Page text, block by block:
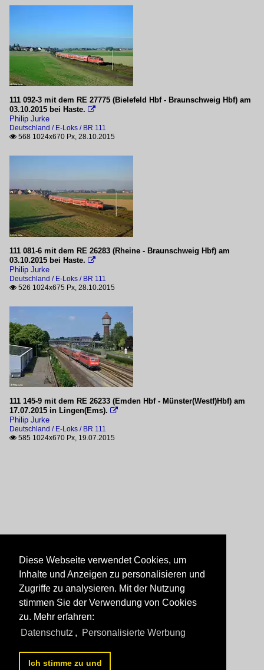
111 092-3 mit dem RE 27775 (Bielefeld Hbf - Braunschweig Hbf) am
03.10.2015 bei Haste. 
Philip Jurke
Deutschland / E-Loks / BR 111
 568 1024x670 Px, 28.10.2015
111 081-6 mit dem RE 26283 (Rheine - Braunschweig Hbf) am
03.10.2015 bei Haste. 
Philip Jurke
Deutschland / E-Loks / BR 111
 526 1024x675 Px, 28.10.2015
111 145-9 mit dem RE 26233 (Emden Hbf - Münster(Westf)Hbf) am
17.07.2015 in Lingen(Ems). 
Philip Jurke
Deutschland / E-Loks / BR 111
 585 1024x670 Px, 19.07.2015
Diese Webseite verwendet Cookies, um
Inhalte und Anzeigen zu personalisieren und
Zugriffe zu analysieren. Mit der Nutzung
stimmen Sie der Verwendung von Cookies
zu. Mehr erfahren:
Datenschutz , Personalisierte Werbung
Ich stimme zu und